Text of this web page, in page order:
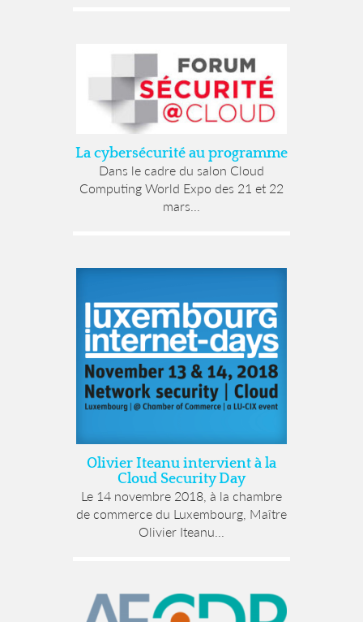
La cybersécurité au programme
Dans le cadre du salon Cloud
Computing World Expo des 21 et 22
mars...
Olivier Iteanu intervient à la
Cloud Security Day
Le 14 novembre 2018, à la chambre
de commerce du Luxembourg, Maître
Olivier Iteanu...